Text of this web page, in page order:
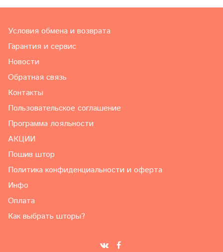
Условия обмена и возврата
Гарантия и сервис
Новости
Обратная связь
Контакты
Пользовательское соглашение
Программа лояльности
АКЦИИ
Пошив штор
Политика конфиденциальности и оферта
Инфо
Оплата
Как выбрать шторы?